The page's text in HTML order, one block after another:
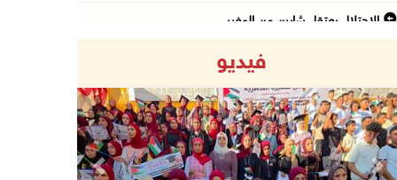
الاحتلال يعتقل شابين من المغير
06/آب/2026 10:01 م
رئيس بلدية الخليل يطلع وفدا أميركيا على تطورا ...
06/آب/2026 09:59 م
فيديو
Previous Next